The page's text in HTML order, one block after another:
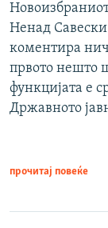
Ненад
коментира
првото нешто
функцијата е
Државното
прочитај повеќе